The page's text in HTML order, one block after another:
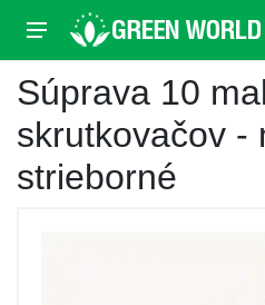
Súprava 10
skrutkovačov -
strieborné